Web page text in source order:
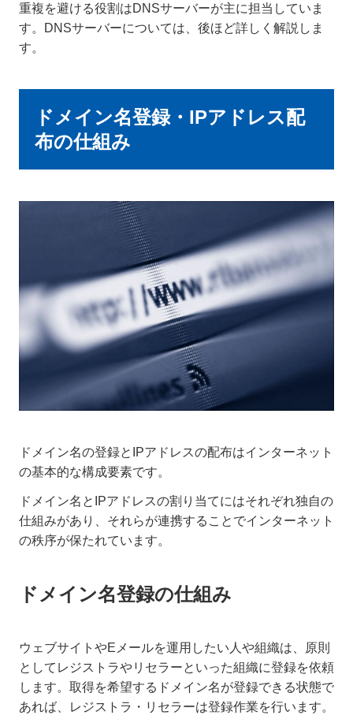
重複を避ける役割はDNSサーバーが主に担当していま
す。DNSサーバーについては、後ほど詳しく解説しま
す。
ドメイン名登録・IPアドレス配
布の仕組み
ドメイン名の登録とIPアドレスの配布はインターネット
の基本的な構成要素です。
ドメイン名とIPアドレスの割り当てにはそれぞれ独自の
仕組みがあり、それらが連携することでインターネット
の秩序が保たれています。
ドメイン名登録の仕組み
ウェブサイトやEメールを運用したい人や組織は、原則
としてレジストラやリセラーといった組織に登録を依頼
します。取得を希望するドメイン名が登録できる状態で
あれば、レジストラ・リセラーは登録作業を行います。